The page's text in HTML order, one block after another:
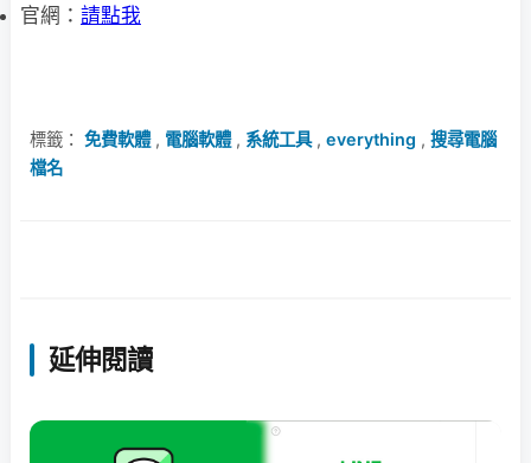
官網： 請點我
標籤： 免費軟體, 電腦軟體, 系統工具, everything , 搜尋電腦
檔名
延伸閱讀